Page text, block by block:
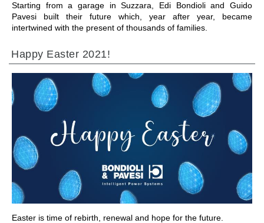
Starting from a garage in Suzzara, Edi Bondioli and Guido
Pavesi built their future which, year after year, became
intertwined with the present of thousands of families.
Happy Easter 2021!
Easter is time of rebirth, renewal and hope for the future.
IR PARA A SECÇÃO